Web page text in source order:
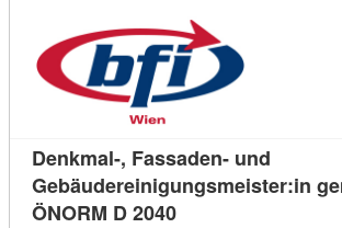
Denkmal-, Fassaden- und
Gebäudereinigungsmeister:in
ÖNORM D 2040Kursdetail: